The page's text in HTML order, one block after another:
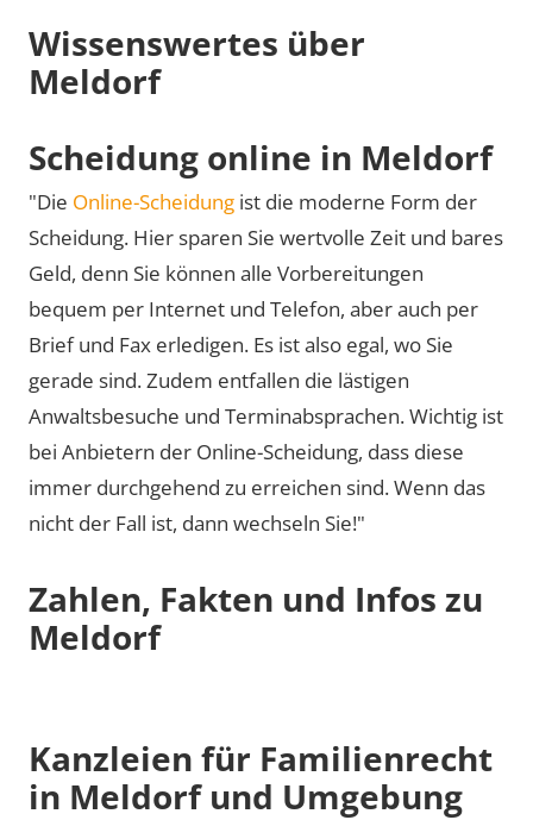
Wissenswertes über
Meldorf
Scheidung online in Meldorf
"Die Online-Scheidung ist die moderne Form der
Scheidung. Hier sparen Sie wertvolle Zeit und bares
Geld, denn Sie können alle Vorbereitungen
bequem per Internet und Telefon, aber auch per
Brief und Fax erledigen. Es ist also egal, wo Sie
gerade sind. Zudem entfallen die lästigen
Anwaltsbesuche und Terminabsprachen. Wichtig ist
bei Anbietern der Online-Scheidung, dass diese
immer durchgehend zu erreichen sind. Wenn das
nicht der Fall ist, dann wechseln Sie!"
Zahlen, Fakten und Infos zu
Meldorf
Kanzleien für Familienrecht
in Meldorf und Umgebung